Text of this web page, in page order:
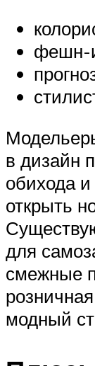
фешн-
в дизайн
обихода
открыть
для
смежные
модный